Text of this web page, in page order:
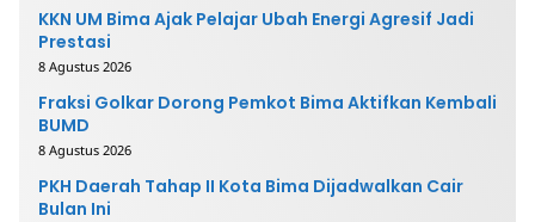
KKN UM Bima Ajak Pelajar Ubah Energi Agresif Jadi
Prestasi
8 Agustus 2026
Fraksi Golkar Dorong Pemkot Bima Aktifkan Kembali
BUMD
8 Agustus 2026
PKH Daerah Tahap II Kota Bima Dijadwalkan Cair
Bulan Ini